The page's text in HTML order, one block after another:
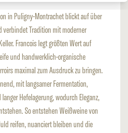
in Puligny-Montrachet blickt auf über
verbindet Tradition mit moderner
Francois legt größten Wert auf
und handwerklich-organische
maximal zum Ausdruck zu bringen.
mit langsamer Fermentation,
Hefelagerung, wodurch Eleganz,
So entstehen Weißweine von
reifen, nuanciert bleiben und die